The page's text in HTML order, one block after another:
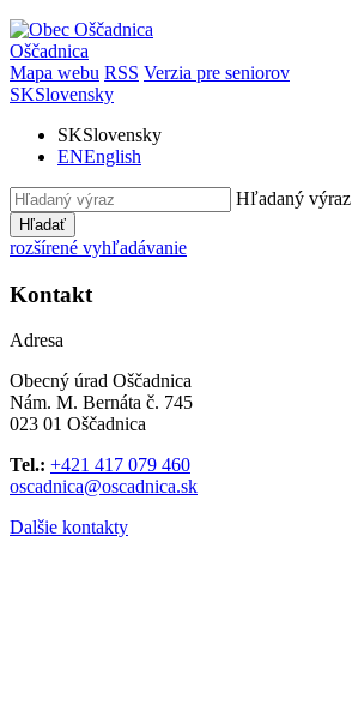
Oščadnica
Mapa webu RSS Verzia pre seniorov
SKSlovensky
SKSlovensky
ENEnglish
Hľadaný výraz
Hľadať
rozšírené vyhľadávanie
Kontakt
Adresa
Obecný úrad Oščadnica
Nám. M. Bernáta č. 745
023 01 Oščadnica
Tel.: +421 417 079 460
oscadnica@oscadnica.sk
Dalšie kontakty